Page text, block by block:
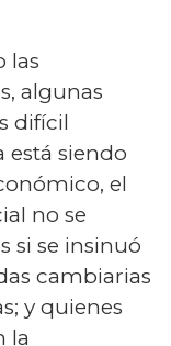
las
algunas
difícil
siendo
el
no se
si se insinuó
cambiarias
y quienes
la